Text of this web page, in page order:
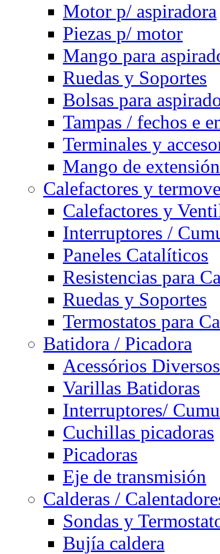
Motor p/ aspiradora
Piezas p/ motor
Mango para
Ruedas y Soportes
Bolsas para
Tampas / fechos e
Terminales y
Mango de
Calefactores y
Calefactores y
Interruptores /
Paneles Catalíticos
Resistencias para
Ruedas y Soportes
Termostatos para
Batidora / Picadora
Acessórios Diversos
Varillas Batidoras
Interruptores/
Cuchillas picadoras
Picadoras
Eje de transmisión
Calderas /
Sondas y
Bujía caldera